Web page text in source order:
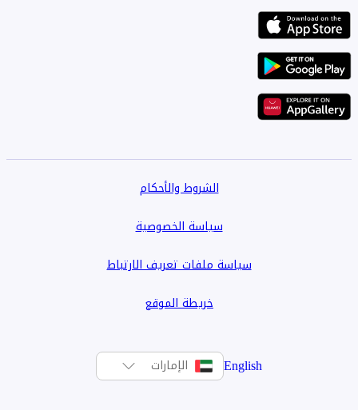
الشروط والأحكام
سياسة الخصوصية
سياسة ملفات تعريف الارتباط
خريطة الموقع
English الإمارات